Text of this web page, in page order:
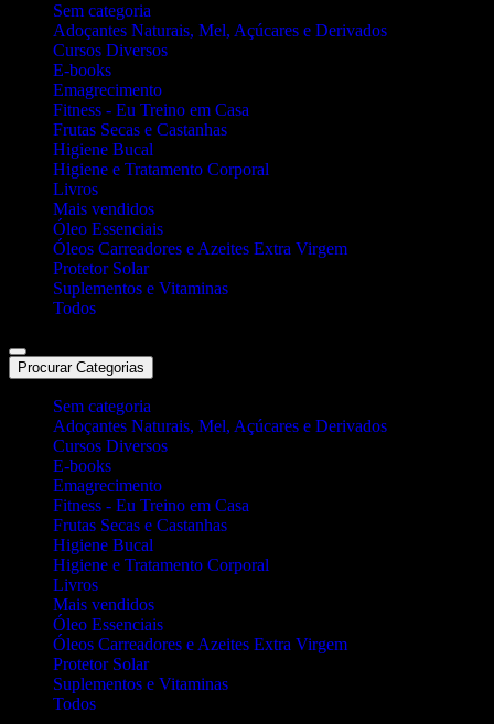
Sem categoria
Adoçantes Naturais, Mel, Açúcares e Derivados
Cursos Diversos
E-books
Emagrecimento
Fitness - Eu Treino em Casa
Frutas Secas e Castanhas
Higiene Bucal
Higiene e Tratamento Corporal
Livros
Mais vendidos
Óleo Essenciais
Óleos Carreadores e Azeites Extra Virgem
Protetor Solar
Suplementos e Vitaminas
Todos
Procurar Categorias
Sem categoria
Adoçantes Naturais, Mel, Açúcares e Derivados
Cursos Diversos
E-books
Emagrecimento
Fitness - Eu Treino em Casa
Frutas Secas e Castanhas
Higiene Bucal
Higiene e Tratamento Corporal
Livros
Mais vendidos
Óleo Essenciais
Óleos Carreadores e Azeites Extra Virgem
Protetor Solar
Suplementos e Vitaminas
Todos